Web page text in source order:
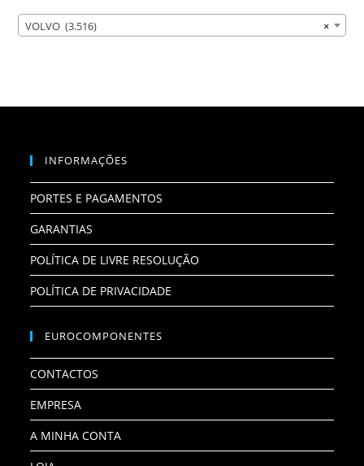
×
VOLVO (3.516)
INFORMAÇÕES
PORTES E PAGAMENTOS
GARANTIAS
POLÍTICA DE LIVRE RESOLUÇÃO
POLÍTICA DE PRIVACIDADE
EUROCOMPONENTES
CONTACTOS
EMPRESA
A MINHA CONTA